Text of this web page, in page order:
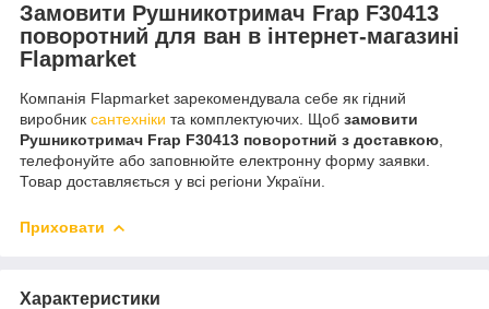
Замовити Рушникотримач Frap F30413
поворотний для ван в інтернет-магазині
Flapmarket
Компанія Flapmarket зарекомендувала себе як гідний
виробник сантехніки та комплектуючих. Щоб замовити
Рушникотримач Frap F30413 поворотний з доставкою
телефонуйте або заповнюйте електронну форму заявки.
Товар доставляється у всі регіони України.
Приховати
Характеристики